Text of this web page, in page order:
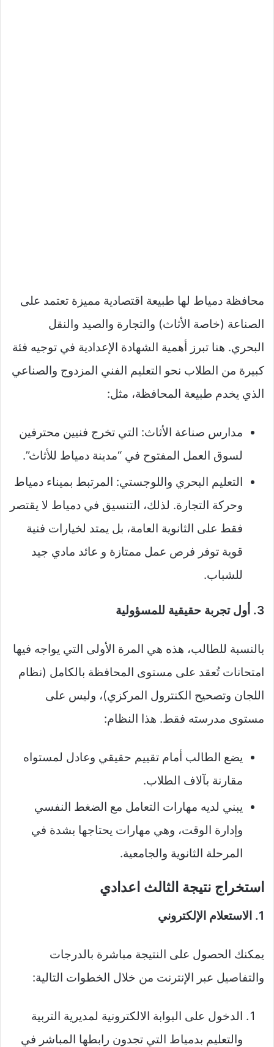
محافظة دمياط لها طبيعة اقتصادية مميزة تعتمد على
الصناعة (خاصة الأثاث) والتجارة والصيد والنقل
البحري. هنا تبرز أهمية الشهادة الإعدادية في توجيه فئة
كبيرة من الطلاب نحو التعليم الفني المزدوج والصناعي
الذي يخدم طبيعة المحافظة، مثل:
مدارس صناعة الأثاث: التي تخرج فنيين محترفين
لسوق العمل المفتوح في “مدينة دمياط للأثاث”.
التعليم البحري واللوجستي: المرتبط بميناء دمياط
وحركة التجارة. لذلك، التنسيق في دمياط لا يقتصر
فقط على الثانوية العامة، بل يمتد لخيارات فنية
قوية توفر فرص عمل ممتازة و عائد مادي جيد
للشباب.
3. أول تجربة حقيقية للمسؤولية
بالنسبة للطالب، هذه هي المرة الأولى التي يواجه فيها
امتحانات تُعقد على مستوى المحافظة بالكامل (نظام
اللجان وتصحيح الكنترول المركزي)، وليس على
مستوى مدرسته فقط. هذا النظام:
يضع الطالب أمام تقييم حقيقي وعادل لمستواه
مقارنة بآلاف الطلاب.
يبني لديه مهارات التعامل مع الضغط النفسي
وإدارة الوقت، وهي مهارات يحتاجها بشدة في
المرحلة الثانوية والجامعية.
استخراج نتيجة الثالث اعدادي
1. الاستعلام الإلكتروني
يمكنك الحصول على النتيجة مباشرة بالدرجات
والتفاصيل عبر الإنترنت من خلال الخطوات التالية:
الدخول على البوابة الالكترونية لمديرية التربية
والتعليم بدمياط التي تجدون رابطها المباشر في